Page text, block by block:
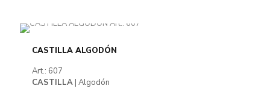
CASTILLA ALGODÓN
Art.: 607
CASTILLA | Algodón